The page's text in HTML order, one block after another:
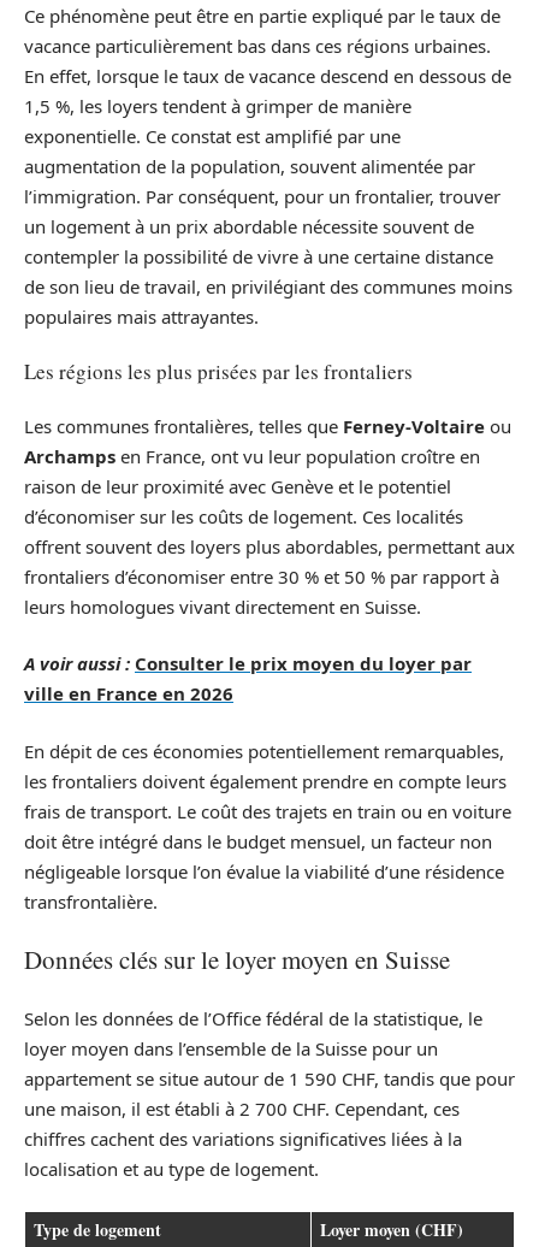
Ce phénomène peut être en partie expliqué par le taux de
vacance particulièrement bas dans ces régions urbaines.
En effet, lorsque le taux de vacance descend en dessous de
1,5 %, les loyers tendent à grimper de manière
exponentielle. Ce constat est amplifié par une
augmentation de la population, souvent alimentée par
l’immigration. Par conséquent, pour un frontalier, trouver
un logement à un prix abordable nécessite souvent de
contempler la possibilité de vivre à une certaine distance
de son lieu de travail, en privilégiant des communes moins
populaires mais attrayantes.
Les régions les plus prisées par les frontaliers
Les communes frontalières, telles que Ferney-Voltaire ou
Archamps en France, ont vu leur population croître en
raison de leur proximité avec Genève et le potentiel
d’économiser sur les coûts de logement. Ces localités
offrent souvent des loyers plus abordables, permettant aux
frontaliers d’économiser entre 30 % et 50 % par rapport à
leurs homologues vivant directement en Suisse.
A voir aussi : Consulter le prix moyen du loyer par
ville en France en 2026
En dépit de ces économies potentiellement remarquables,
les frontaliers doivent également prendre en compte leurs
frais de transport. Le coût des trajets en train ou en voiture
doit être intégré dans le budget mensuel, un facteur non
négligeable lorsque l’on évalue la viabilité d’une résidence
transfrontalière.
Données clés sur le loyer moyen en Suisse
Selon les données de l’Office fédéral de la statistique, le
loyer moyen dans l’ensemble de la Suisse pour un
appartement se situe autour de 1 590 CHF, tandis que pour
une maison, il est établi à 2 700 CHF. Cependant, ces
chiffres cachent des variations significatives liées à la
localisation et au type de logement.
Type de logement Loyer moyen (CHF)